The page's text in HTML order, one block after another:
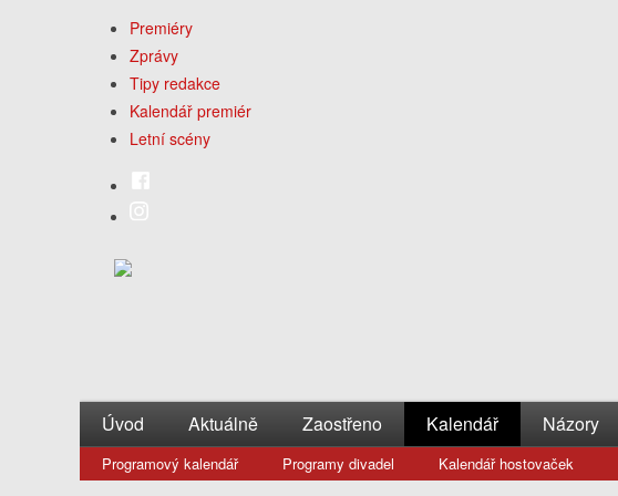
Premiéry
Zprávy
Tipy redakce
Kalendář premiér
Letní scény
Úvod Aktuálně Zaostřeno Kalendář Názory
Programový kalendář Programy divadel Kalendář hostovaček